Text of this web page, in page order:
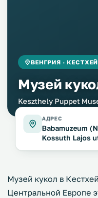
ВЕНГРИЯ · КЕСТХЕЙ
Музей
Keszthely Puppet
АДРЕС
Babamuzeum
Kossuth Lajos
Музей кукол в
Центральной Европе